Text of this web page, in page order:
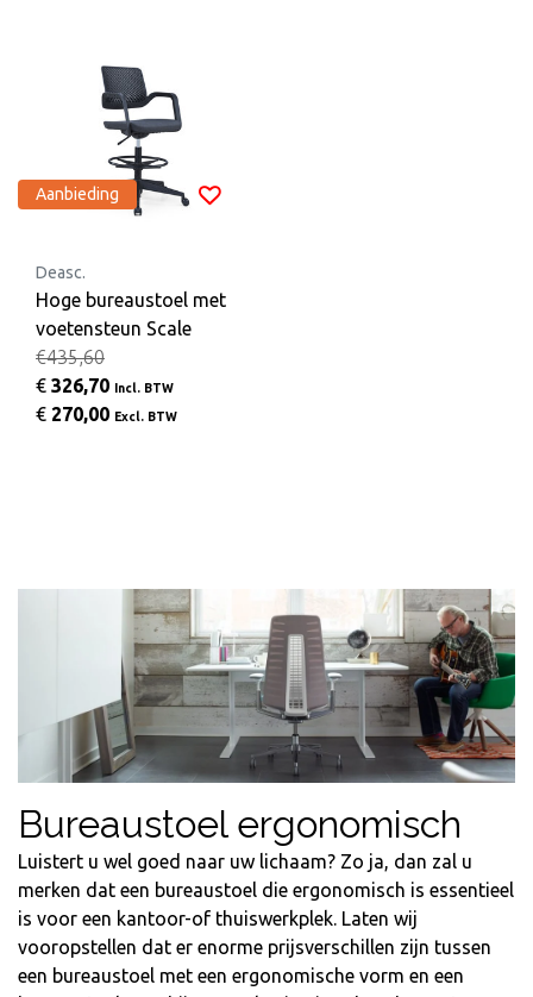
Aanbieding
Deasc.
Hoge bureaustoel met
voetensteun Scale
€435,60
€ 326,70 Incl. BTW
€ 270,00 Excl. BTW
Bureaustoel ergonomisch
Luistert u wel goed naar uw lichaam? Zo ja, dan zal u
merken dat een bureaustoel die ergonomisch is essentieel
is voor een kantoor-of thuiswerkplek. Laten wij
vooropstellen dat er enorme prijsverschillen zijn tussen
een bureaustoel met een ergonomische vorm en een